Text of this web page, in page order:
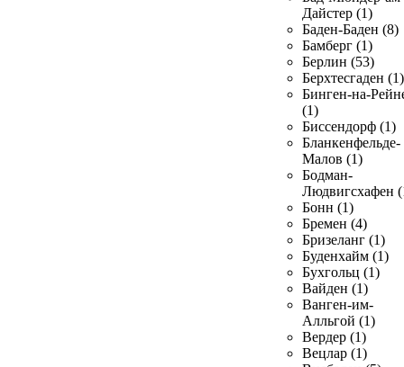
Дайстер (1)
Баден-Баден (8)
Бамберг (1)
Берлин (53)
Берхтесгаден (1)
Бинген-на-
(1)
Биссендорф (1)
Бланкенфельде-
Малов (1)
Бодман-
Людвигсхафен
Бонн (1)
Бремен (4)
Бризеланг (1)
Буденхайм (1)
Бухгольц (1)
Вайден (1)
Ванген-им-
Алльгой (1)
Вердер (1)
Вецлар (1)